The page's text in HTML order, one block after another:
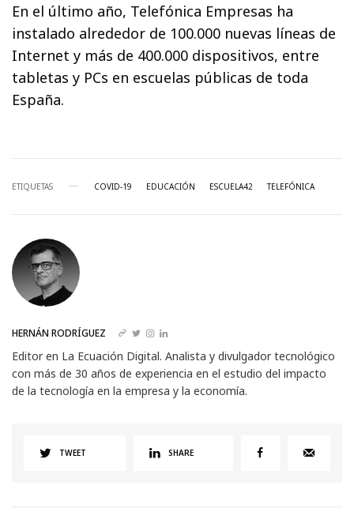
En el último año, Telefónica Empresas ha
instalado alrededor de 100.000 nuevas líneas de
Internet y más de 400.000 dispositivos, entre
tabletas y PCs en escuelas públicas de toda
España.
ETIQUETAS COVID-19 EDUCACIÓN ESCUELA42 TELEFÓNICA
HERNÁN RODRÍGUEZ
Editor en La Ecuación Digital. Analista y divulgador tecnológico
con más de 30 años de experiencia en el estudio del impacto
de la tecnología en la empresa y la economía.
TWEET SHARE